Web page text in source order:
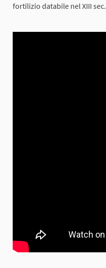
fortilizio databile nel XIII sec.